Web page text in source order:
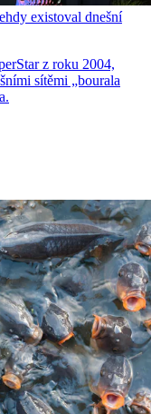
existoval dnešní
z roku 2004,
sítěmi „bourala